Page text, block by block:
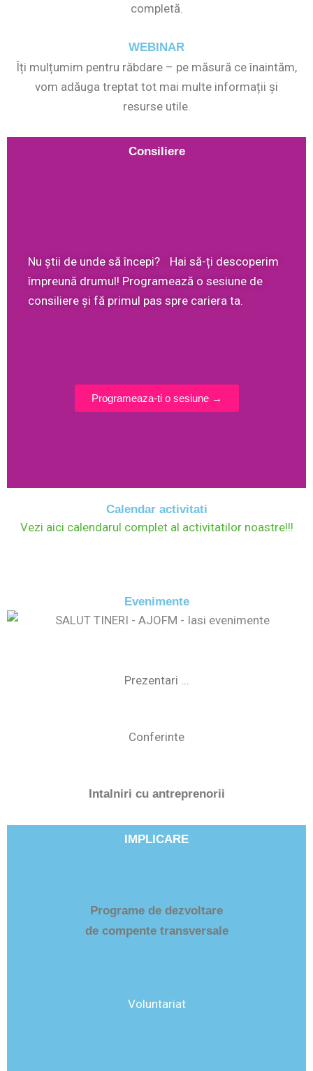
completă.
WEBINAR
Îți mulțumim pentru răbdare – pe măsură ce înaintăm,
vom adăuga treptat tot mai multe informații și
resurse utile.
Consiliere
Nu știi de unde să începi? Hai să-ți descoperim
împreună drumul! Programează o sesiune de
consiliere și fă primul pas spre cariera ta.
Programeaza-ti o sesiune →
Calendar activitati
Vezi aici calendarul complet al activitatilor noastre!!!
Evenimente
Prezentari …
Conferinte
Intalniri cu antreprenorii
IMPLICARE
Programe de dezvoltare
de compente transversale
Voluntariat